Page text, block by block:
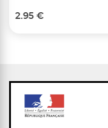
2.95 €